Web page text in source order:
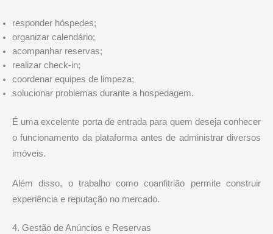
responder hóspedes;
organizar calendário;
acompanhar reservas;
realizar check-in;
coordenar equipes de limpeza;
solucionar problemas durante a hospedagem.
É uma excelente porta de entrada para quem deseja conhecer
o funcionamento da plataforma antes de administrar diversos
imóveis.
Além disso, o trabalho como coanfitrião permite construir
experiência e reputação no mercado.
4. Gestão de Anúncios e Reservas